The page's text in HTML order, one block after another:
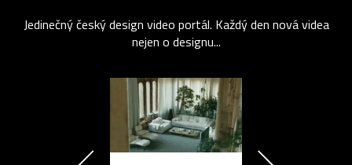
Jedinečný český design video portál. Každý den nová videa
nejen o designu...